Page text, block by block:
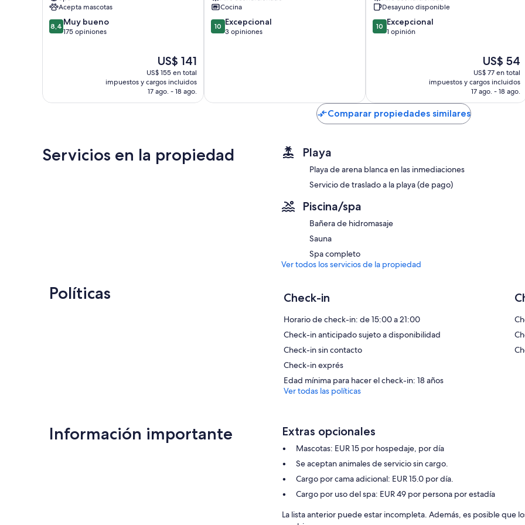
di
Puglia
Acepta mascotas
8.4
de
8,4 Muy bueno
175 opiniones
El
precio
actual
es
de
US$ 141
US$ 155 en total
impuestos y cargos incluidos
17 ago. - 18 ago.
Cocina
10.0
de
10 Excepcional
3 opiniones
Desayuno disponible
10.0
de
10 Excepcional
1 opinión
El
precio
actual
es
de
US$ 54
US$ 77 en total
impuestos y cargos incluidos
17 ago. - 18 ago.
Comparar propiedades similares
Servicios en la propiedad Playa
Playa de arena blanca en las inmediaciones
Servicio de traslado a la playa (de pago)
Piscina/spa
Bañera de hidromasaje
Sauna
Spa completo
Ver todos los servicios de la propiedad
Políticas Check-in
Horario de check-in: de 15:00 a 21:00
Check-in anticipado sujeto a disponibilidad
Check-in sin contacto
Check-in exprés
Edad mínima para hacer el check-in: 18 años
Ver todas las políticas
Información importante Extras opcionales
Mascotas: EUR 15 por hospedaje, por día
Se aceptan animales de servicio sin cargo.
Cargo por cama adicional: EUR 15.0 por día.
Cargo por uso del spa: EUR 49 por persona por estadía
La lista anterior puede estar incompleta. Además, es posible que